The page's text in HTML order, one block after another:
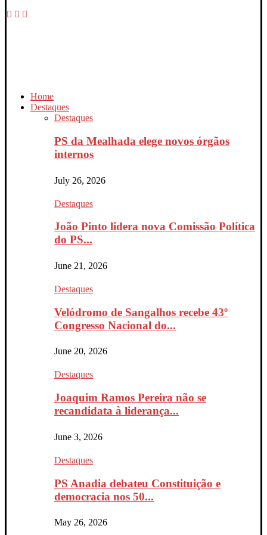
Home
Destaques
Destaques
PS da Mealhada elege novos órgãos
internos
July 26, 2026
Destaques
João Pinto lidera nova Comissão Política
do PS...
June 21, 2026
Destaques
Velódromo de Sangalhos recebe 43º
Congresso Nacional do...
June 20, 2026
Destaques
Joaquim Ramos Pereira não se
recandidata à liderança...
June 3, 2026
Destaques
PS Anadia debateu Constituição e
democracia nos 50...
May 26, 2026